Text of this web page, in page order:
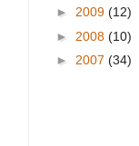
► 2009 (12)
► 2008 (10)
► 2007 (34)